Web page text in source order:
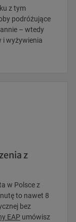
z tym
podróżujące
– wtedy
i wyżywienia
z
w Polsce z
to nawet 8
bez
EAP umówisz